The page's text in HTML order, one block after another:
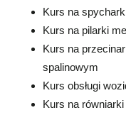
Kurs na
Kurs na pilarki
Kurs na
spalinowym
Kurs obsługi
Kurs na